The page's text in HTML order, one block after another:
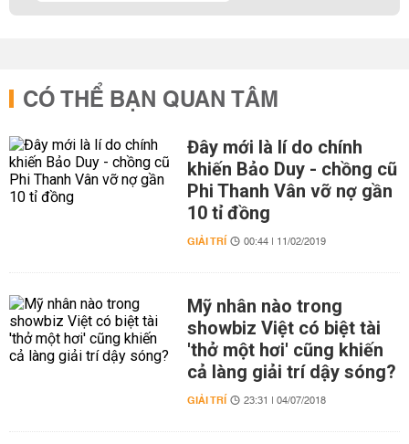
CÓ THỂ BẠN QUAN TÂM
Đây mới là lí do chính
khiến Bảo Duy - chồng cũ
Phi Thanh Vân vỡ nợ gần
10 tỉ đồng
GIẢI TRÍ 00:44 | 11/02/2019
Mỹ nhân nào trong
showbiz Việt có biệt tài
'thở một hơi' cũng khiến
cả làng giải trí dậy sóng?
GIẢI TRÍ 23:31 | 04/07/2018